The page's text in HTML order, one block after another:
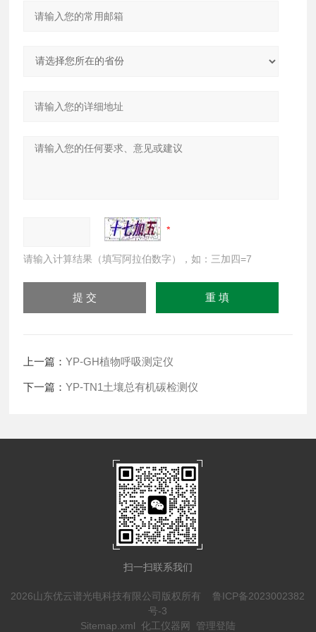
请输入计算结果（填写阿拉伯数字），如：三加四=7
上一篇：YP-GH植物呼吸测定仪
下一篇：YP-TN1土壤总有机碳检测仪
扫一扫联系我们
2026山东优云谱光电科技有限公司版权所有 鲁ICP备2023002382
号-3
Sitemap.xml 化工仪器网 管理登陆